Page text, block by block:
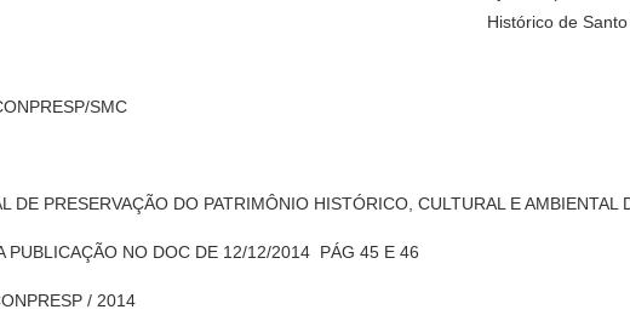
Histórico de Santo
SMC
DE PRESERVAÇÃO DO PATRIMÔNIO HISTÓRICO, CULTURAL E AMBIENTAL
PUBLICAÇÃO NO DOC DE 12/12/2014  PÁG 45 E 46
/ 2014